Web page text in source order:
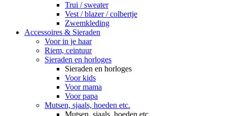
Trui / sweater
Vest / blazer / colbertje
Zwemkleding
Accessoires & Sieraden
Voor in je haar
Riem, ceintuur
Sieraden en horloges
Sieraden en horloges
Voor kids
Voor mama
Voor papa
Mutsen, sjaals, hoeden etc.
Mutsen, sjaals, hoeden etc.